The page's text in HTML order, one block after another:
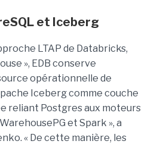
et Iceberg
LTAP de Databricks,
», EDB conserve
opérationnelle de
Iceberg comme couche
reliant Postgres aux moteurs
et Spark », a
« De cette manière, les